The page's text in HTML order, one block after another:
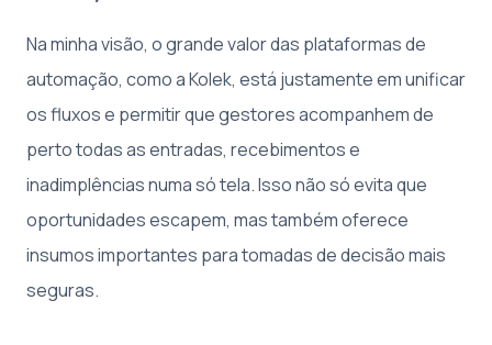
Na minha visão, o grande valor das plataformas de
automação, como a Kolek, está justamente em unificar
os fluxos e permitir que gestores acompanhem de
perto todas as entradas, recebimentos e
inadimplências numa só tela. Isso não só evita que
oportunidades escapem, mas também oferece
insumos importantes para tomadas de decisão mais
seguras.